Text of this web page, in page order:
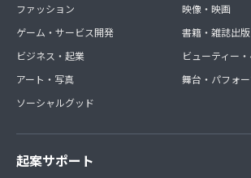
ファッション
ゲーム・サービス開発
ビジネス・起業
アート・写真
ソーシャルグッド
映像・映画
書籍・雑誌出版
ビューティー
舞台・パフォ
起案サポート